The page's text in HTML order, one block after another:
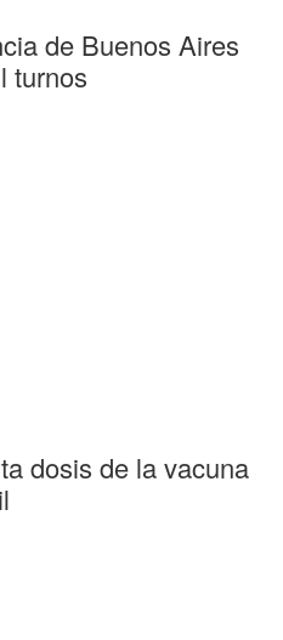
de Buenos Aires
turnos
dosis de la vacuna